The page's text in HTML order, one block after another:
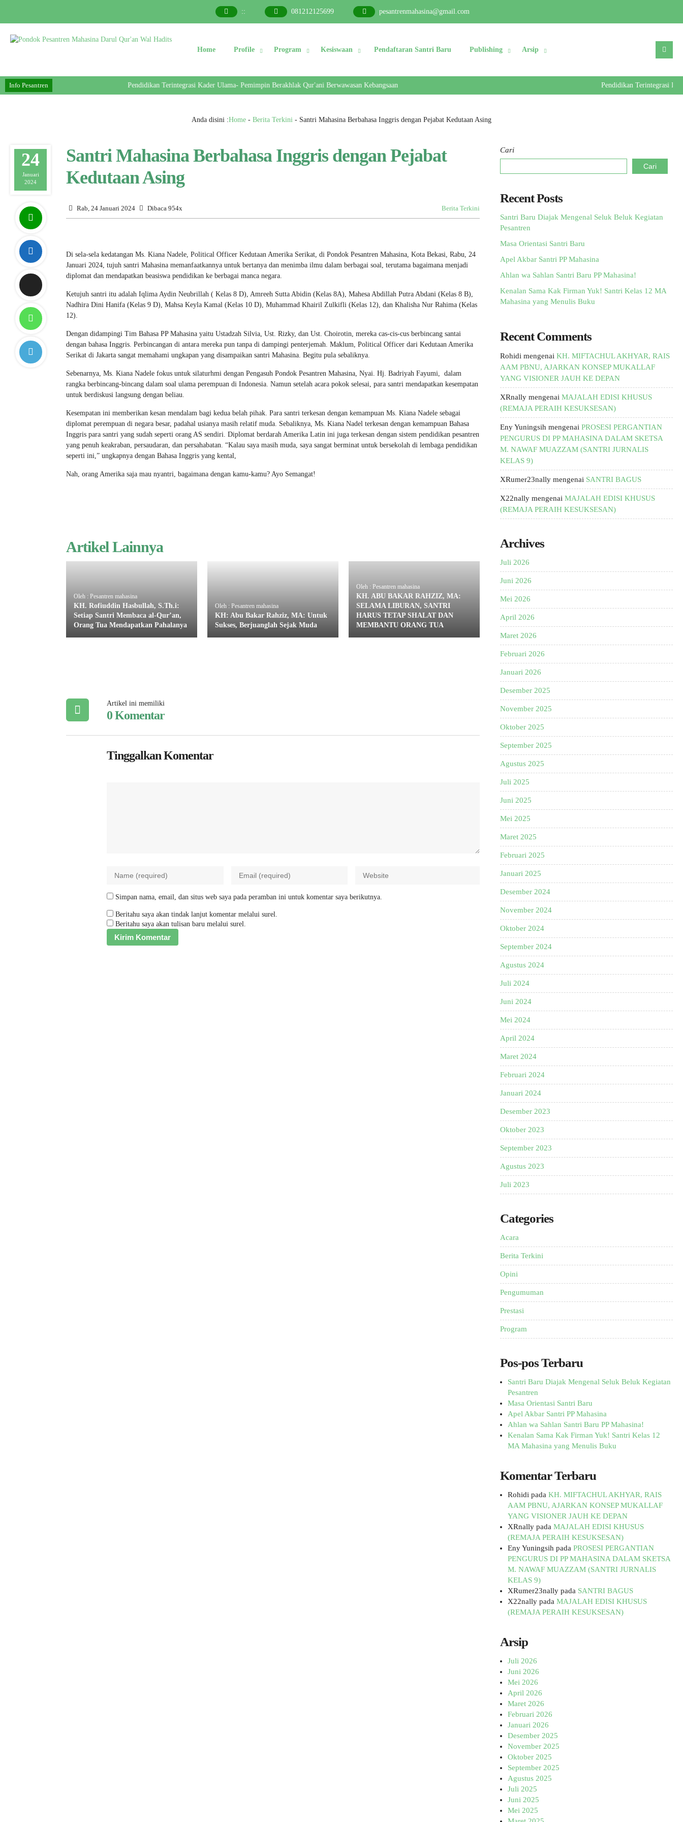
:: 081212125699 pesantrenmahasina@gmail.com
Home Profile Program Kesiswaan Pendaftaran Santri Baru Publishing Arsip
Info Pesantren Pendidikan Terintegrasi Kader
Pendidikan Terintegrasi Kader Ulama- Pemimpin Berakhlak Qur'ani Berwawasan Kebangsaan
Anda disini :Home - Berita Terkini - Santri Mahasina Berbahasa Inggris dengan Pejabat Kedutaan Asing
24
Januari
2024
Santri Mahasina Berbahasa Inggris dengan Pejabat
Kedutaan Asing
Rab, 24 Januari 2024 Dibaca 954x Berita Terkini
Di sela-sela kedatangan Ms. Kiana Nadele, Political Officer Kedutaan Amerika Serikat, di Pondok Pesantren Mahasina, Kota Bekasi, Rabu, 24
Januari 2024, tujuh santri Mahasina memanfaatkannya untuk bertanya dan menimba ilmu dalam berbagai soal, terutama bagaimana menjadi
diplomat dan mendapatkan beasiswa pendidikan ke berbagai manca negara.
Ketujuh santri itu adalah Iqlima Aydin Neubrillah ( Kelas 8 D), Amreeh Sutta Abidin (Kelas 8A), Mahesa Abdillah Putra Abdani (Kelas 8 B),
Nadhira Dini Hanifa (Kelas 9 D), Mahsa Keyla Kamal (Kelas 10 D), Muhammad Khairil Zulkifli (Kelas 12), dan Khalisha Nur Rahima (Kelas
12).
Dengan didampingi Tim Bahasa PP Mahasina yaitu Ustadzah Silvia, Ust. Rizky, dan Ust. Choirotin, mereka cas-cis-cus berbincang santai
dengan bahasa Inggris. Perbincangan di antara mereka pun tanpa di dampingi penterjemah. Maklum, Political Officer dari Kedutaan Amerika
Serikat di Jakarta sangat memahami ungkapan yang disampaikan santri Mahasina. Begitu pula sebaliknya.
Sebenarnya, Ms. Kiana Nadele fokus untuk silaturhmi dengan Pengasuh Pondok Pesantren Mahasina, Nyai. Hj. Badriyah Fayumi, dalam
rangka berbincang-bincang dalam soal ulama perempuan di Indonesia. Namun setelah acara pokok selesai, para santri mendapatkan kesempatan
untuk berdiskusi langsung dengan beliau.
Kesempatan ini memberikan kesan mendalam bagi kedua belah pihak. Para santri terkesan dengan kemampuan Ms. Kiana Nadele sebagai
diplomat perempuan di negara besar, padahal usianya masih relatif muda. Sebaliknya, Ms. Kiana Nadel terkesan dengan kemampuan Bahasa
Inggris para santri yang sudah seperti orang AS sendiri. Diplomat berdarah Amerika Latin ini juga terkesan dengan sistem pendidikan pesantren
yang penuh keakraban, persaudaran, dan persahabatan. “Kalau saya masih muda, saya sangat berminat untuk bersekolah di lembaga pendidikan
seperti ini,” ungkapnya dengan Bahasa Inggris yang kental,
Nah, orang Amerika saja mau nyantri, bagaimana dengan kamu-kamu? Ayo Semangat!
Artikel Lainnya
Oleh : Pesantren mahasina
KH. Rofiuddin Hasbullah, S.Th.i:
Setiap Santri Membaca al-Qur’an,
Orang Tua Mendapatkan Pahalanya
Oleh : Pesantren mahasina
KH: Abu Bakar Rahziz, MA: Untuk
Sukses, Berjuanglah Sejak Muda
Oleh : Pesantren mahasina
KH. ABU BAKAR RAHZIZ, MA:
SELAMA LIBURAN, SANTRI
HARUS TETAP SHALAT DAN
MEMBANTU ORANG TUA
Artikel ini memiliki
0 Komentar
Tinggalkan Komentar
Simpan nama, email, dan situs web saya pada peramban ini untuk komentar saya berikutnya.
Beritahu saya akan tindak lanjut komentar melalui surel.
Beritahu saya akan tulisan baru melalui surel.
Cari
Cari
Recent Posts
Santri Baru Diajak Mengenal Seluk Beluk Kegiatan
Pesantren
Masa Orientasi Santri Baru
Apel Akbar Santri PP Mahasina
Ahlan wa Sahlan Santri Baru PP Mahasina!
Kenalan Sama Kak Firman Yuk! Santri Kelas 12 MA
Mahasina yang Menulis Buku
Recent Comments
Rohidi mengenai KH. MIFTACHUL AKHYAR, RAIS
AAM PBNU, AJARKAN KONSEP MUKALLAF
YANG VISIONER JAUH KE DEPAN
XRnally mengenai MAJALAH EDISI KHUSUS
(REMAJA PERAIH KESUKSESAN)
Eny Yuningsih mengenai PROSESI PERGANTIAN
PENGURUS DI PP MAHASINA DALAM SKETSA
M. NAWAF MUAZZAM (SANTRI JURNALIS
KELAS 9)
XRumer23nally mengenai SANTRI BAGUS
X22nally mengenai MAJALAH EDISI KHUSUS
(REMAJA PERAIH KESUKSESAN)
Archives
Juli 2026
Juni 2026
Mei 2026
April 2026
Maret 2026
Februari 2026
Januari 2026
Desember 2025
November 2025
Oktober 2025
September 2025
Agustus 2025
Juli 2025
Juni 2025
Mei 2025
Maret 2025
Februari 2025
Januari 2025
Desember 2024
November 2024
Oktober 2024
September 2024
Agustus 2024
Juli 2024
Juni 2024
Mei 2024
April 2024
Maret 2024
Februari 2024
Januari 2024
Desember 2023
Oktober 2023
September 2023
Agustus 2023
Juli 2023
Categories
Acara
Berita Terkini
Opini
Pengumuman
Prestasi
Program
Pos-pos Terbaru
Santri Baru Diajak Mengenal Seluk Beluk Kegiatan
Pesantren
Masa Orientasi Santri Baru
Apel Akbar Santri PP Mahasina
Ahlan wa Sahlan Santri Baru PP Mahasina!
Kenalan Sama Kak Firman Yuk! Santri Kelas 12
MA Mahasina yang Menulis Buku
Komentar Terbaru
Rohidi pada KH. MIFTACHUL AKHYAR, RAIS
AAM PBNU, AJARKAN KONSEP MUKALLAF
YANG VISIONER JAUH KE DEPAN
XRnally pada MAJALAH EDISI KHUSUS
(REMAJA PERAIH KESUKSESAN)
Eny Yuningsih pada PROSESI PERGANTIAN
PENGURUS DI PP MAHASINA DALAM SKETSA
M. NAWAF MUAZZAM (SANTRI JURNALIS
KELAS 9)
XRumer23nally pada SANTRI BAGUS
X22nally pada MAJALAH EDISI KHUSUS
(REMAJA PERAIH KESUKSESAN)
Arsip
Juli 2026
Juni 2026
Mei 2026
April 2026
Maret 2026
Februari 2026
Januari 2026
Desember 2025
November 2025
Oktober 2025
September 2025
Agustus 2025
Juli 2025
Juni 2025
Mei 2025